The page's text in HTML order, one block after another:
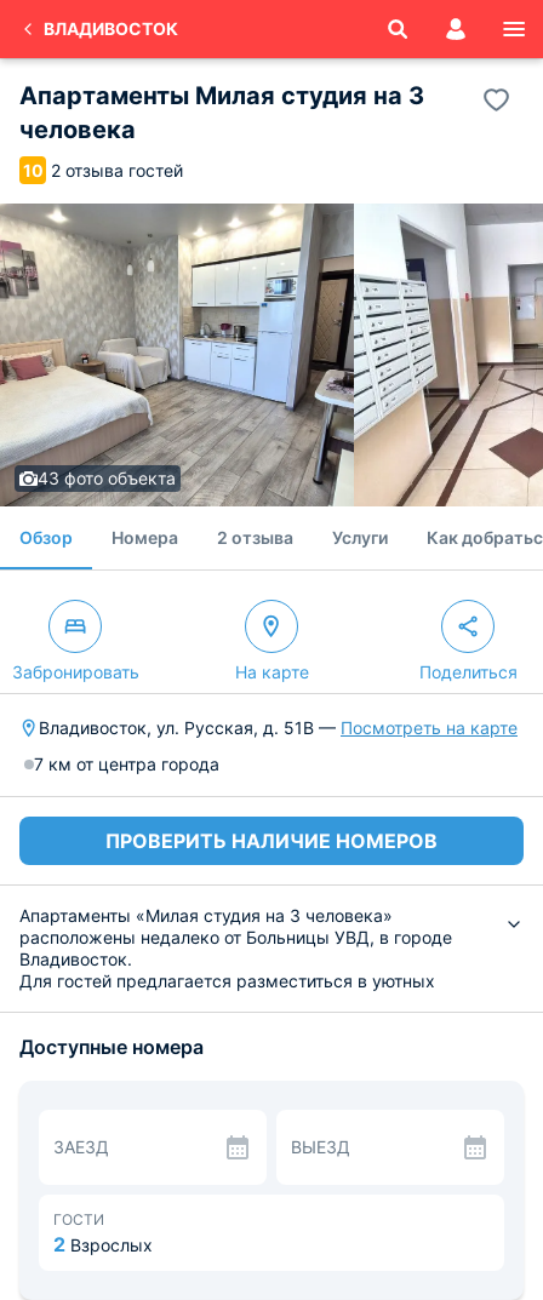
ВЛАДИВОСТОК
Апартаменты Милая студия на 3
человека
10 2 отзыва гостей
43 фото объекта
Обзор Номера 2 отзыва Услуги Как
Забронировать На карте Поделиться
Владивосток, ул. Русская, д. 51В — Посмотреть на карте
7 км от центра города
ПРОВЕРИТЬ НАЛИЧИЕ НОМЕРОВ
Апартаменты «Милая студия на 3 человека»
расположены недалеко от Больницы УВД, в городе
Владивосток.
Для гостей предлагается разместиться в уютных
большими окнами, кондиционером для регулирования
сантехникой, феном для волос, стиральной машиной.
Кухонная зона имеет гарнитур, обеденный стол и всю
и др. Пообедать можно в ближайшем кафе.
Можете посетить Давыдовский лес, Церковь Кирилла и
Доступные номера
ЗАЕЗД ВЫЕЗД
ГОСТИ
2 Взрослых